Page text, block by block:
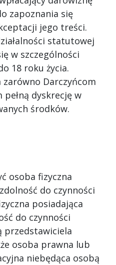
zapoznania się
jego treści.
statutowej
w szczególności
18 roku życia.
zarówno Darczyńcom
pełną dyskrecję w
środków.
osoba fizyczna
do czynności
posiadająca
do czynności
przedstawiciela
osoba prawna lub
niebędąca osobą